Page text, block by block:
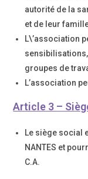
autorité de la
et de leur
L\’association
groupes de
L’association
Article 3 –
Le siège social
NANTES et
C.A.